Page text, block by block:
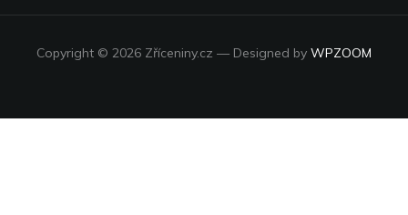
Copyright © 2026 Zříceniny.cz — Designed by WPZOOM